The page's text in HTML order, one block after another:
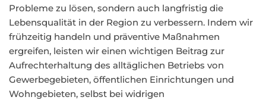
Probleme zu lösen, sondern auch langfristig die
Lebensqualität in der Region zu verbessern. Indem wir
frühzeitig handeln und präventive Maßnahmen
ergreifen, leisten wir einen wichtigen Beitrag zur
Aufrechterhaltung des alltäglichen Betriebs von
Gewerbegebieten, öffentlichen Einrichtungen und
Wohngebieten, selbst bei widrigen